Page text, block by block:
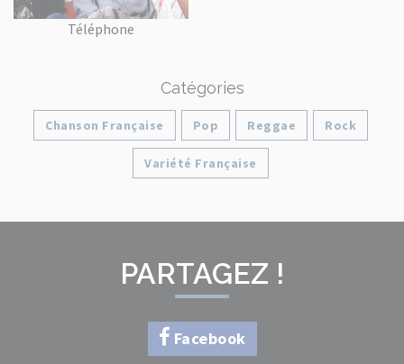
Téléphone
Catégories
Chanson Française Pop Reggae Rock
Variété Française
PARTAGEZ !
Facebook